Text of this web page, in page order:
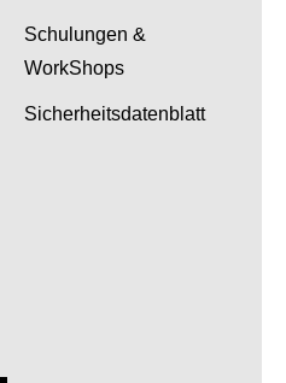
Schulungen &
WorkShops
Sicherheitsdatenblatt